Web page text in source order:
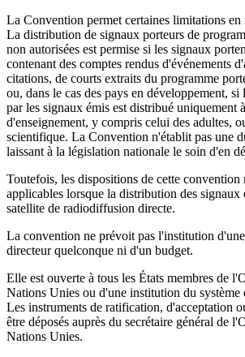
La Convention permet certaines limitations en
La distribution de signaux porteurs de
non autorisées est permise si les signaux
contenant des comptes rendus d'événements
citations, de courts extraits du programme
ou, dans le cas des pays en développement,
par les signaux émis est distribué uniquement
d'enseignement, y compris celui des adultes,
scientifique. La Convention n'établit pas une
laissant à la législation nationale le soin d'en
Toutefois, les dispositions de cette convention
applicables lorsque la distribution des signaux
satellite de radiodiffusion directe.
La convention ne prévoit pas l'institution
directeur quelconque ni d'un budget.
Elle est ouverte à tous les États membres de
Nations Unies ou d'une institution du système
Les instruments de ratification, d'acceptation
être déposés auprès du secrétaire général de
Nations Unies.